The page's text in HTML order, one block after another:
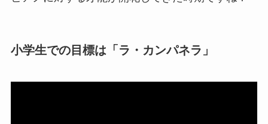
小学生での目標は「ラ・カンパネラ」